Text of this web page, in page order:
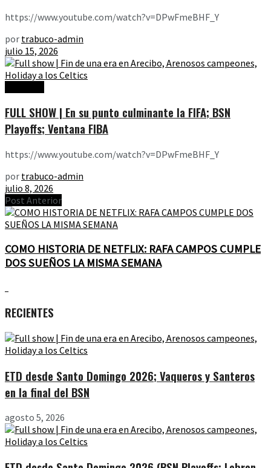
https://www.youtube.com/watch?v=DPwFmeBHF_Y
por trabuco-admin
julio 15, 2026
FULL SHOW | En su punto culminante la FIFA; BSN
Playoffs; Ventana FIBA
https://www.youtube.com/watch?v=DPwFmeBHF_Y
por trabuco-admin
julio 8, 2026
Post Anterior
COMO HISTORIA DE NETFLIX: RAFA CAMPOS CUMPLE
DOS SUEÑOS LA MISMA SEMANA
RECIENTES
ETD desde Santo Domingo 2026; Vaqueros y Santeros
en la final del BSN
agosto 5, 2026